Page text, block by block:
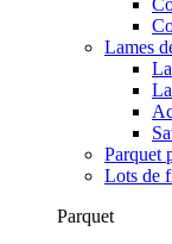
Lames
Parquet
Lots de
Parquet